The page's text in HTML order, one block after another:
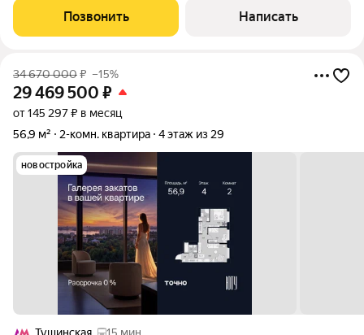
Эксклюзивная дизайнерская отделка в светлых тонах с
использованием материалов класса люкс.
Позвонить Написать
34 670 000₽ –15%
29 469 500 ₽
от 145 297 ₽ в месяц
56,9 м²
2-комн. квартира 4 этаж из 29
новостройка